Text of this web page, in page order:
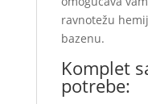
ravnotežu
bazenu.
Komplet
potrebe: